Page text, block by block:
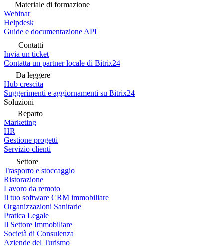
Materiale di formazione
Webinar
Helpdesk
Guide e documentazione API
Contatti
Invia un ticket
Contatta un partner locale di Bitrix24
Da leggere
Hub crescita
Suggerimenti e aggiornamenti su Bitrix24
Soluzioni
Reparto
Marketing
HR
Gestione progetti
Servizio clienti
Settore
Trasporto e stoccaggio
Ristorazione
Lavoro da remoto
Il tuo software CRM immobiliare
Organizzazioni Sanitarie
Pratica Legale
Il Settore Immobiliare
Società di Consulenza
Aziende del Turismo